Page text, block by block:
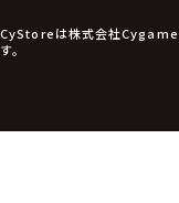
アパレル小物
アクセサリ
CyStoreは株式会社
す。